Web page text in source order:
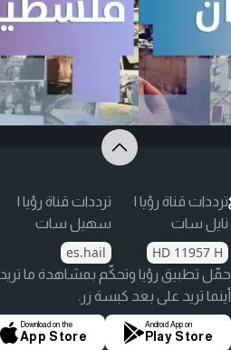
ترددات قناة رؤيا |
نايل سات
HD 11957 H
ترددات قناة رؤيا |
سهيل سات
es.hail
حمّل تطبيق رؤيا وتحكّم بمشاهدة ما تريد
أينما تريد على بعد كبسة زر.
Android App on
Play Store
Download on the
App Store